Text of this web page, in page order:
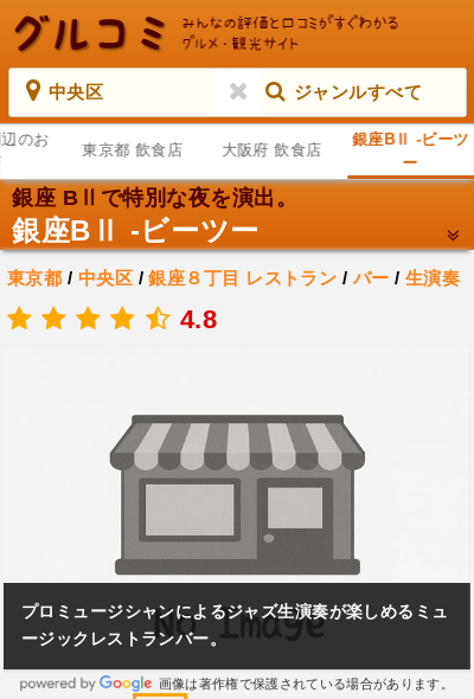
中央区 ジャンルすべて
のお
東京都 飲食店 大阪府 飲食店
銀座BⅡ -ビーツ
ー
銀座 BⅡで特別な夜を演出。
銀座BⅡ -ビーツー
東京都 / 中央区 /銀座８丁目 レストラン /バー /生演奏
.
4.8
プロミュージシャンによるジャズ生演奏が楽しめるミュ
ージックレストランバー。
画像は著作権で保護されている場合があります。